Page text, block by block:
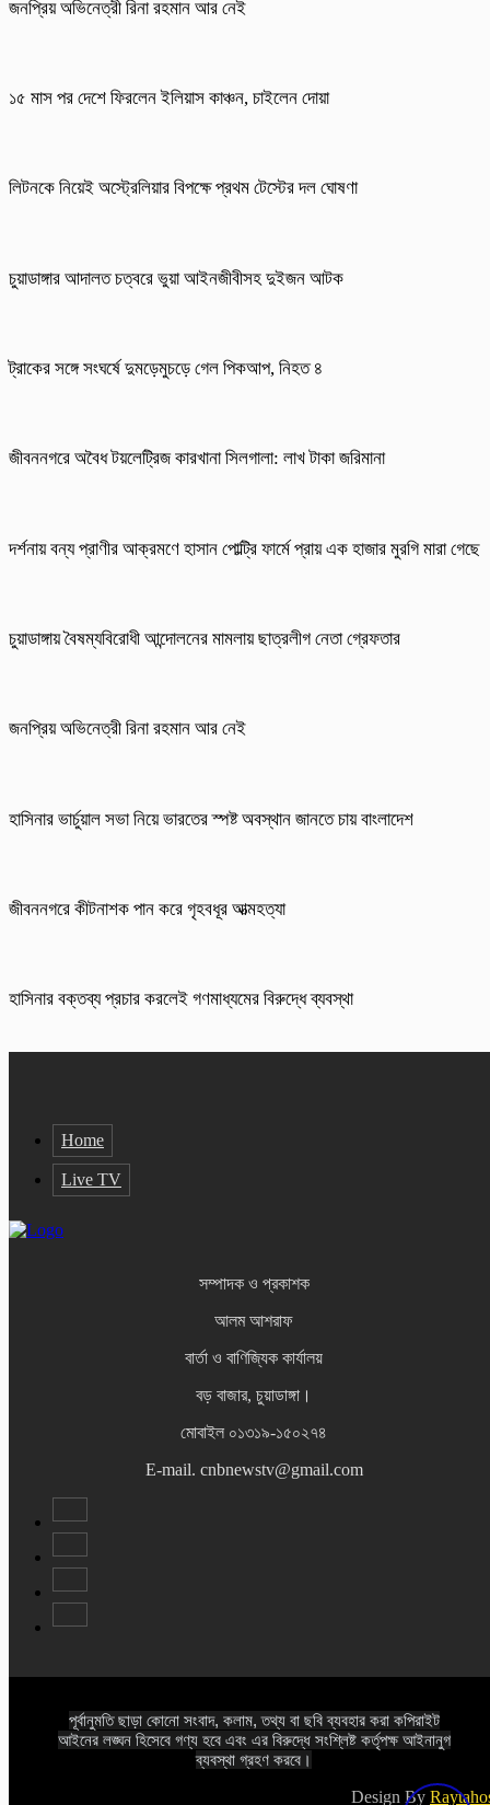
জনপ্রিয় অভিনেত্রী রিনা রহমান আর নেই
১৫ মাস পর দেশে ফিরলেন ইলিয়াস কাঞ্চন, চাইলেন দোয়া
লিটনকে নিয়েই অস্ট্রেলিয়ার বিপক্ষে প্রথম টেস্টের দল ঘোষণা
চুয়াডাঙ্গার আদালত চত্বরে ভুয়া আইনজীবীসহ দুইজন আটক
ট্রাকের সঙ্গে সংঘর্ষে দুমড়েমুচড়ে গেল পিকআপ, নিহত ৪
জীবননগরে অবৈধ টয়লেট্রিজ কারখানা সিলগালা: লাখ টাকা জরিমানা
দর্শনায় বন্য প্রাণীর আক্রমণে হাসান পোল্ট্রি ফার্মে প্রায় এক হাজার মুরগি মারা গেছে
চুয়াডাঙ্গায় বৈষম্যবিরোধী আন্দোলনের মামলায় ছাত্রলীগ নেতা গ্রেফতার
জনপ্রিয় অভিনেত্রী রিনা রহমান আর নেই
হাসিনার ভার্চুয়াল সভা নিয়ে ভারতের স্পষ্ট অবস্থান জানতে চায় বাংলাদেশ
জীবননগরে কীটনাশক পান করে গৃহবধূর আত্মহত্যা
হাসিনার বক্তব্য প্রচার করলেই গণমাধ্যমের বিরুদ্ধে ব্যবস্থা
Home
Live TV
সম্পাদক ও প্রকাশক
আলম আশরাফ
বার্তা ও বাণিজ্যিক কার্যালয়
বড় বাজার, চুয়াডাঙ্গা।
মোবাইল ০১৩১৯-১৫০২৭৪
E-mail. cnbnewstv@gmail.com
পূর্বানুমতি ছাড়া কোনো সংবাদ, কলাম, তথ্য বা ছবি ব্যবহার করা কপিরাইট
আইনের লঙ্ঘন হিসেবে গণ্য হবে এবং এর বিরুদ্ধে সংশ্লিষ্ট কর্তৃপক্ষ আইনানুগ
ব্যবস্থা গ্রহণ করবে।
Design By